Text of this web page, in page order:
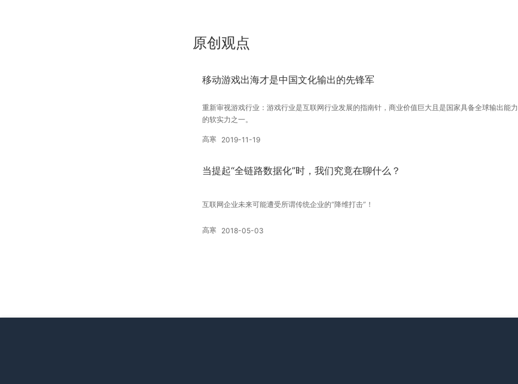
原创观点
移动游戏出海才是中国文化输出的先锋军
重新审视游戏行业：游戏行业是互联网行业发展的指南针，商业价值巨大且是国家具备全球输出能力
的软实力之一。
高寒 2019-11-19
当提起“全链路数据化”时，我们究竟在聊什么？
互联网企业未来可能遭受所谓传统企业的“降维打击”！
高寒 2018-05-03